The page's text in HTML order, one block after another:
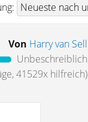
Von Harry van Sell
Unbeschreiblich
41529x hilfreich)